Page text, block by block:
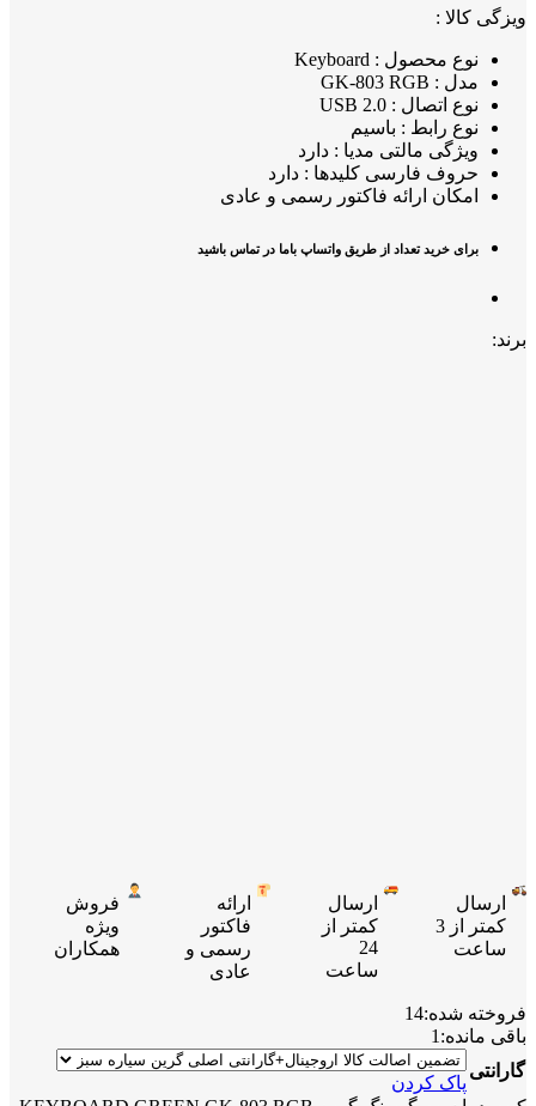
ویزگی کالا :
نوع محصول : Keyboard
مدل : GK-803 RGB
نوع اتصال : USB 2.0
نوع رابط : باسیم
ویژگی مالتی مدیا : دارد
حروف فارسی کلیدها : دارد
امکان ارائه فاکتور رسمی و عادی
برای خرید تعداد از طریق واتساپ باما در تماس باشید
برند:
ارسال
کمتر از 3
ساعت
ارسال
کمتر از
24
ساعت
ارائه
فاکتور
رسمی و
عادی
فروش
ویژه
همکاران
فروخته شده:14
باقی مانده: 1
گارانتی
پاک کردن